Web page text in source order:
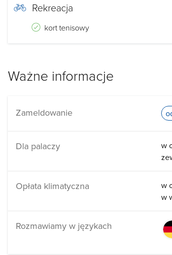
Rekreacja
kort tenisowy
Ważne informacje
Zameldowanie
Dla palaczy
w
Opłata klimatyczna
w
w
Rozmawiamy w językach